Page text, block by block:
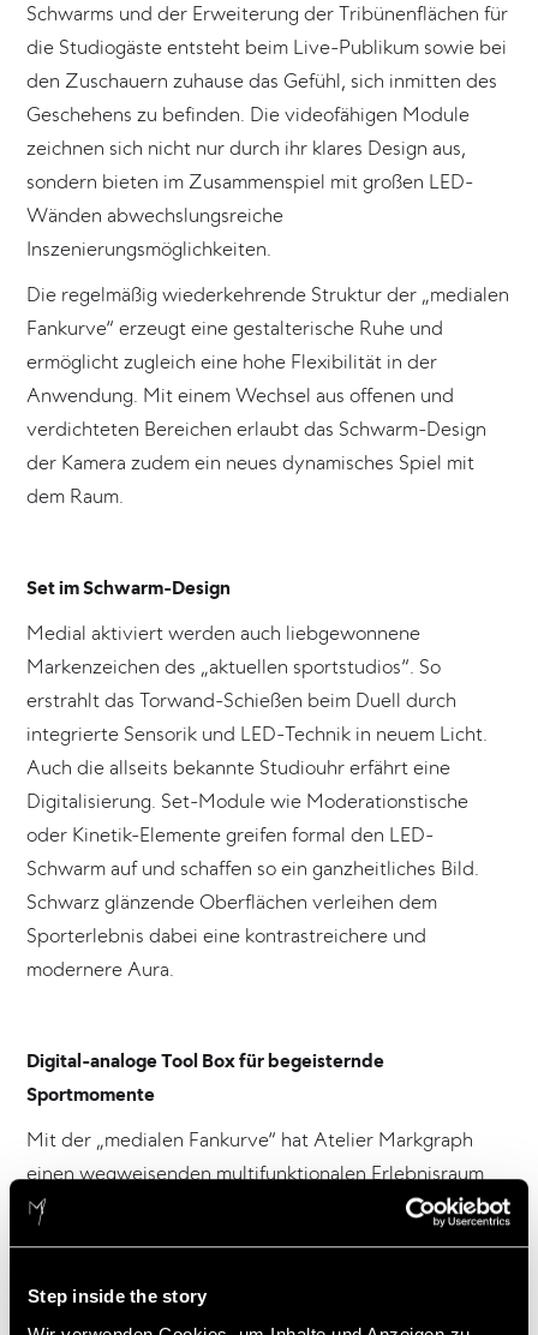
Step inside the story
Schwarms und der Erweiterung der Tribünenflächen für
die Studiogäste entsteht beim Live-Publikum sowie bei
den Zuschauern zuhause das Gefühl, sich inmitten des
Geschehens zu befinden. Die videofähigen Module
zeichnen sich nicht nur durch ihr klares Design aus,
sondern bieten im Zusammenspiel mit großen LED-
Wänden abwechslungsreiche
Inszenierungsmöglichkeiten.
Die regelmäßig wiederkehrende Struktur der „medialen
Fankurve“ erzeugt eine gestalterische Ruhe und
ermöglicht zugleich eine hohe Flexibilität in der
Anwendung. Mit einem Wechsel aus offenen und
verdichteten Bereichen erlaubt das Schwarm-Design
der Kamera zudem ein neues dynamisches Spiel mit
dem Raum.
Set im Schwarm-Design
Medial aktiviert werden auch liebgewonnene
Markenzeichen des „aktuellen sportstudios“. So
erstrahlt das Torwand-Schießen beim Duell durch
integrierte Sensorik und LED-Technik in neuem Licht.
Auch die allseits bekannte Studiouhr erfährt eine
Digitalisierung. Set-Module wie Moderationstische
oder Kinetik-Elemente greifen formal den LED-
Schwarm auf und schaffen so ein ganzheitliches Bild.
Schwarz glänzende Oberflächen verleihen dem
Sporterlebnis dabei eine kontrastreichere und
modernere Aura.
Digital-analoge Tool Box für begeisternde
Sportmomente
Mit der „medialen Fankurve“ hat Atelier Markgraph
einen wegweisenden multifunktionalen Erlebnisraum
geschaffen, der auch für die beiden ZDF-Formate
„SPORTreportage“ und „SPORTextra“ Verwendung